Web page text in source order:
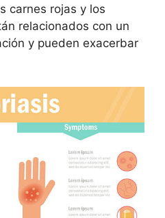
carnes rojas y los
relacionados con un
y pueden exacerbar